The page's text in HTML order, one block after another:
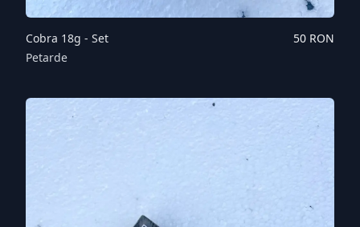
Cobra 18g - Set
Petarde
50 RON